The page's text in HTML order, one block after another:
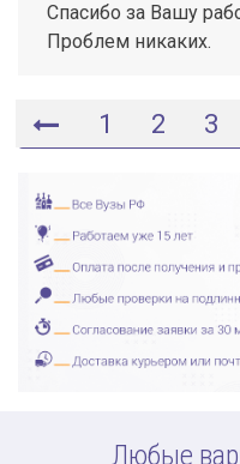
Спасибо за Вашу
Проблем никаких.
1 2 3
Любые